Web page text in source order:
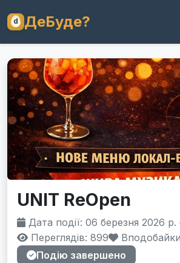
ДеБуде?
UNIT ReOpen
Дата події: 06 березня 2026
Переглядів: 899
Подію завершено